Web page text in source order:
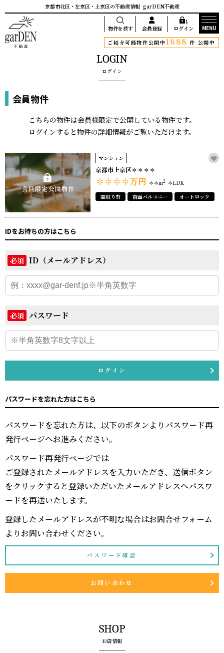
京都市北区・左京区・上京区の不動産情報 garDEN不動産
物件を探す 会員登録 ログイン
MENU
ご紹介可能物件公開中1888 件 公開中
LOGIN
ログイン
会員物件
こちらの物件は会員様限定で公開している物件です。
ログインすると物件の詳細情報がご覧いただけます。
マンション
京都市上京区＊＊＊＊
＊＊＊＊万円 ＊＊m2 ＊LDK
間取り有
南面バルコニー オートロック
IDをお持ちの方はこちら
必須 ID（メールアドレス）
必須 パスワード
ログイン
パスワードを忘れた方はこちら
パスワードを忘れた方は、以下のボタンよりパスワード再
発行ページへお進みください。
パスワード再発行ページでは
ご登録されたメールアドレスを入力いただき、送信ボタン
をクリックすると登録いただいたメールアドレスへパスワ
ードを再送いたします。
登録したメールアドレスが不明な場合はお問合せフォーム
よりお問い合わせください。
パスワード確認
お問い合わせ
SHOP
お店情報